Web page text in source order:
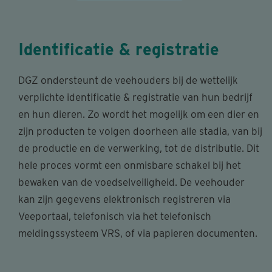
Identificatie & registratie
DGZ ondersteunt de veehouders bij de wettelijk
verplichte identificatie & registratie van hun bedrijf
en hun dieren. Zo wordt het mogelijk om een dier en
zijn producten te volgen doorheen alle stadia, van bij
de productie en de verwerking, tot de distributie. Dit
hele proces vormt een onmisbare schakel bij het
bewaken van de voedselveiligheid. De veehouder
kan zijn gegevens elektronisch registreren via
Veeportaal, telefonisch via het telefonisch
meldingssysteem VRS, of via papieren documenten.